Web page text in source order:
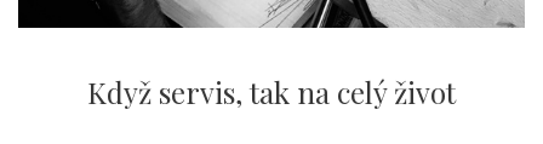
Když servis,tak na celý život